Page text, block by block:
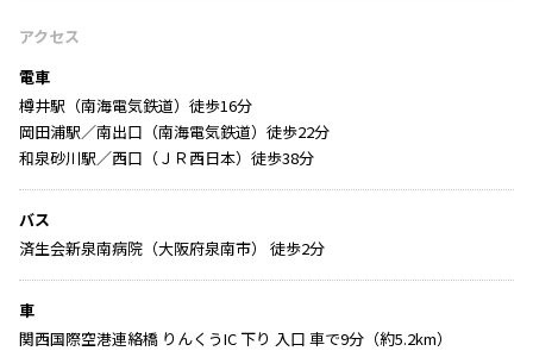
アクセス
電車
樽井駅（南海電気鉄道）徒歩16分
岡田浦駅／南出口（南海電気鉄道）徒歩22分
和泉砂川駅／西口（ＪＲ西日本）徒歩38分
バス
済生会新泉南病院（大阪府泉南市） 徒歩2分
車
関西国際空港連絡橋 りんくうIC 下り 入口 車で9分（約5.2km）